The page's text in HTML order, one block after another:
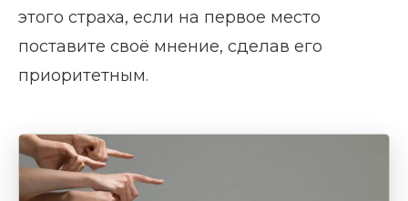
этого страха, если на первое место
поставите своё мнение, сделав его
приоритетным.